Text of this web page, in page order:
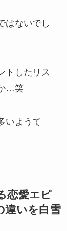
はないでし
トしたリス
…笑
いようて
恋愛エピ
違いを白雪